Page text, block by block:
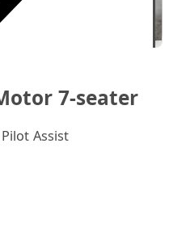
7-seater
Assist